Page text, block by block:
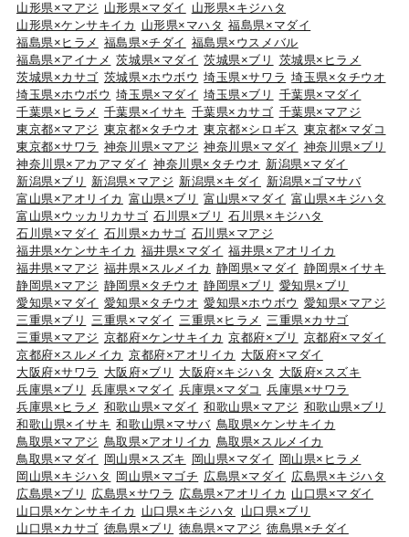
山形県×マアジ 山形県×マダイ
山形県×キジハタ
山形県×ケンサキイカ
山形県×マハタ 福島県×マダイ
福島県×ヒラメ 福島県×チダイ 福島県×ウスメバル
福島県×アイナメ 茨城県×マダイ 茨城県×ブリ
茨城県×ヒラメ
茨城県×カサゴ 茨城県×ホウボウ 埼玉県×サワラ 埼玉県×タチウオ
埼玉県×ホウボウ 埼玉県×マダイ 埼玉県×ブリ
千葉県×マダイ
千葉県×ヒラメ 千葉県×イサキ 千葉県×カサゴ 千葉県×マアジ
東京都×マアジ 東京都×タチウオ 東京都×シロギス 東京都×マダコ
東京都×サワラ 神奈川県×マアジ 神奈川県×マダイ 神奈川県×ブリ
神奈川県×アカアマダイ 神奈川県×タチウオ 新潟県×マダイ
新潟県×ブリ
新潟県×マアジ 新潟県×キダイ
新潟県×ゴマサバ
富山県×アオリイカ 富山県×ブリ 富山県×マダイ 富山県×キジハタ
富山県×ウッカリカサゴ 石川県×ブリ
石川県×キジハタ
石川県×マダイ 石川県×カサゴ 石川県×マアジ
福井県×ケンサキイカ 福井県×マダイ 福井県×アオリイカ
福井県×マアジ 福井県×スルメイカ 静岡県×マダイ 静岡県×イサキ
静岡県×マアジ 静岡県×タチウオ 静岡県×ブリ
愛知県×ブリ
愛知県×マダイ 愛知県×タチウオ 愛知県×ホウボウ 愛知県×マアジ
三重県×ブリ
三重県×マダイ 三重県×ヒラメ
三重県×カサゴ
三重県×マアジ 京都府×ケンサキイカ 京都府×ブリ
京都府×マダイ
京都府×スルメイカ 京都府×アオリイカ
大阪府×マダイ
大阪府×サワラ
大阪府×ブリ 大阪府×キジハタ
大阪府×スズキ
兵庫県×ブリ
兵庫県×マダイ 兵庫県×マダコ
兵庫県×サワラ
兵庫県×ヒラメ 和歌山県×マダイ 和歌山県×マアジ 和歌山県×ブリ
和歌山県×イサキ 和歌山県×マサバ 鳥取県×ケンサキイカ
鳥取県×マアジ 鳥取県×アオリイカ 鳥取県×スルメイカ
鳥取県×マダイ
岡山県×スズキ 岡山県×マダイ
岡山県×ヒラメ
岡山県×キジハタ
岡山県×マゴチ 広島県×マダイ 広島県×キジハタ
広島県×ブリ
広島県×サワラ 広島県×アオリイカ 山口県×マダイ
山口県×ケンサキイカ
山口県×キジハタ
山口県×ブリ
山口県×カサゴ 徳島県×ブリ 徳島県×マアジ 徳島県×チダイ